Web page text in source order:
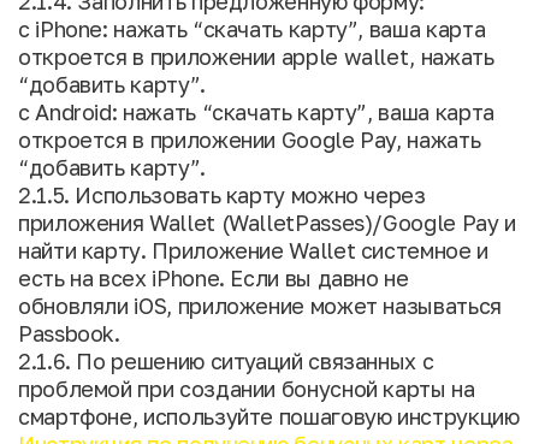
с iPhone: нажать “скачать карту”, ваша карта
откроется в приложении apple wallet, нажать
“добавить карту”.
с Android: нажать “скачать карту”, ваша карта
откроется в приложении Google Pay, нажать
“добавить карту”.
2.1.5. Использовать карту можно через
приложения Wallet (WalletPasses)/Google Pay и
найти карту. Приложение Wallet системное и
есть на всех iPhone. Если вы давно не
обновляли iOS, приложение может называться
Passbook.
2.1.6. По решению ситуаций связанных с
проблемой при создании бонусной карты на
смартфоне, используйте пошаговую инструкцию